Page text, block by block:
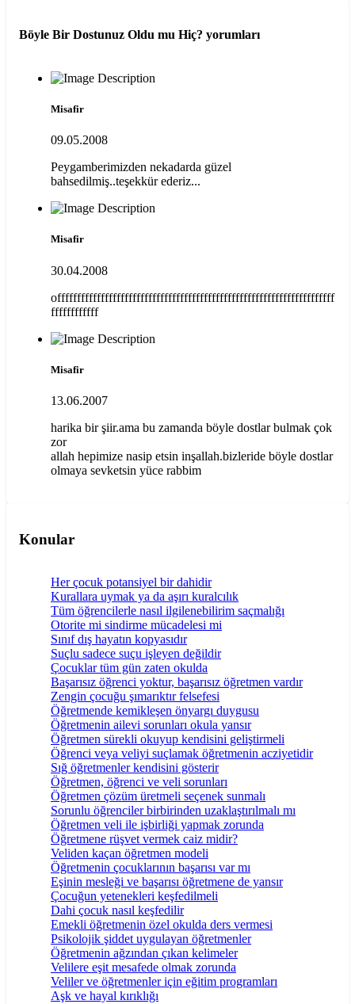
Böyle Bir Dostunuz Oldu mu Hiç? yorumları
Misafir
09.05.2008
Peygamberimizden nekadarda güzel
bahsedilmiş..teşekkür ederiz...
Misafir
30.04.2008
offffffffffffffffffffffffffffffffffffffffffffffffffffffffffffffffffffff
ffffffffffff
Misafir
13.06.2007
harika bir şiir.ama bu zamanda böyle dostlar bulmak çok
zor
allah hepimize nasip etsin inşallah.bizleride böyle dostlar
olmaya sevketsin yüce rabbim
Konular
Her çocuk potansiyel bir dahidir
Kurallara uymak ya da aşırı kuralcılık
Tüm öğrencilerle nasıl ilgilenebilirim saçmalığı
Otorite mi sindirme mücadelesi mi
Sınıf dış hayatın kopyasıdır
Suçlu sadece suçu işleyen değildir
Çocuklar tüm gün zaten okulda
Başarısız öğrenci yoktur, başarısız öğretmen vardır
Zengin çocuğu şımarıktır felsefesi
Öğretmende kemikleşen önyargı duygusu
Öğretmenin ailevi sorunları okula yansır
Öğretmen sürekli okuyup kendisini geliştirmeli
Öğrenci veya veliyi suçlamak öğretmenin acziyetidir
Sığ öğretmenler kendisini gösterir
Öğretmen, öğrenci ve veli sorunları
Öğretmen çözüm üretmeli seçenek sunmalı
Sorunlu öğrenciler birbirinden uzaklaştırılmalı mı
Öğretmen veli ile işbirliği yapmak zorunda
Öğretmene rüşvet vermek caiz midir?
Veliden kaçan öğretmen modeli
Öğretmenin çocuklarının başarısı var mı
Eşinin mesleği ve başarısı öğretmene de yansır
Çocuğun yetenekleri keşfedilmeli
Dahi çocuk nasıl keşfedilir
Emekli öğretmenin özel okulda ders vermesi
Psikolojik şiddet uygulayan öğretmenler
Öğretmenin ağzından çıkan kelimeler
Velilere eşit mesafede olmak zorunda
Veliler ve öğretmenler için eğitim programları
Aşk ve hayal kırıklığı